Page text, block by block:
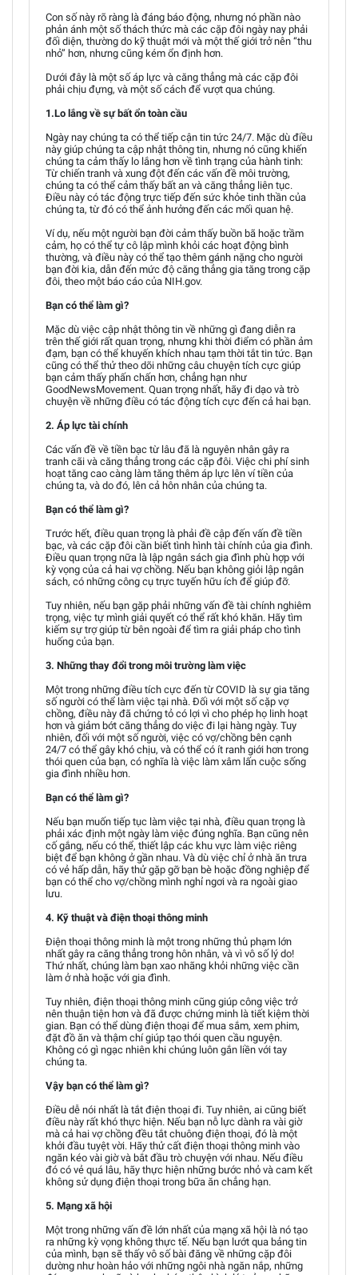
Con số này rõ ràng là đáng báo động, nhưng nó phần nào
phản ánh một số thách thức mà các cặp đôi ngày nay phải
đối diện, thường do kỹ thuật mới và một thế giới trở nên “thu
nhỏ” hơn, nhưng cũng kém ổn định hơn.
Dưới đây là một số áp lực và căng thẳng mà các cặp đôi
phải chịu đựng, và một số cách để vượt qua chúng.
1.Lo lắng về sự bất ổn toàn cầu
Ngày nay chúng ta có thể tiếp cận tin tức 24/7. Mặc dù điều
này giúp chúng ta cập nhật thông tin, nhưng nó cũng khiến
chúng ta cảm thấy lo lắng hơn về tình trạng của hành tinh:
Từ chiến tranh và xung đột đến các vấn đề môi trường,
chúng ta có thể cảm thấy bất an và căng thẳng liên tục.
Điều này có tác động trực tiếp đến sức khỏe tinh thần của
chúng ta, từ đó có thể ảnh hưởng đến các mối quan hệ.
Ví dụ, nếu một người bạn đời cảm thấy buồn bã hoặc trầm
cảm, họ có thể tự cô lập mình khỏi các hoạt động bình
thường, và điều này có thể tạo thêm gánh nặng cho người
bạn đời kia, dẫn đến mức độ căng thẳng gia tăng trong cặp
đôi, theo một báo cáo của NIH.gov.
Bạn có thể làm gì?
Mặc dù việc cập nhật thông tin về những gì đang diễn ra
trên thế giới rất quan trọng, nhưng khi thời điểm có phần ảm
đạm, bạn có thể khuyến khích nhau tạm thời tắt tin tức. Bạn
cũng có thể thử theo dõi những câu chuyện tích cực giúp
bạn cảm thấy phấn chấn hơn, chẳng hạn như
GoodNewsMovement. Quan trọng nhất, hãy đi dạo và trò
chuyện về những điều có tác động tích cực đến cả hai bạn.
2. Áp lực tài chính
Các vấn đề về tiền bạc từ lâu đã là nguyên nhân gây ra
tranh cãi và căng thẳng trong các cặp đôi. Việc chi phí sinh
hoạt tăng cao càng làm tăng thêm áp lực lên ví tiền của
chúng ta, và do đó, lên cả hôn nhân của chúng ta.
Bạn có thể làm gì?
Trước hết, điều quan trọng là phải đề cập đến vấn đề tiền
bạc, và các cặp đôi cần biết tình hình tài chính của gia đình.
Điều quan trọng nữa là lập ngân sách gia đình phù hợp với
kỳ vọng của cả hai vợ chồng. Nếu bạn không giỏi lập ngân
sách, có những công cụ trực tuyến hữu ích để giúp đỡ.
Tuy nhiên, nếu bạn gặp phải những vấn đề tài chính nghiêm
trọng, việc tự mình giải quyết có thể rất khó khăn. Hãy tìm
kiếm sự trợ giúp từ bên ngoài để tìm ra giải pháp cho tình
huống của bạn.
3. Những thay đổi trong môi trường làm việc
Một trong những điều tích cực đến từ COVID là sự gia tăng
số người có thể làm việc tại nhà. Đối với một số cặp vợ
chồng, điều này đã chứng tỏ có lợi vì cho phép họ linh hoạt
hơn và giảm bớt căng thẳng do việc đi lại hàng ngày. Tuy
nhiên, đối với một số người, việc có vợ/chồng bên cạnh
24/7 có thể gây khó chịu, và có thể có ít ranh giới hơn trong
thói quen của bạn, có nghĩa là việc làm xâm lấn cuộc sống
gia đình nhiều hơn.
Bạn có thể làm gì?
Nếu bạn muốn tiếp tục làm việc tại nhà, điều quan trọng là
phải xác định một ngày làm việc đúng nghĩa. Bạn cũng nên
cố gắng, nếu có thể, thiết lập các khu vực làm việc riêng
biệt để bạn không ở gần nhau. Và dù việc chỉ ở nhà ăn trưa
có vẻ hấp dẫn, hãy thử gặp gỡ bạn bè hoặc đồng nghiệp để
bạn có thể cho vợ/chồng mình nghỉ ngơi và ra ngoài giao
lưu.
4. Kỹ thuật và điện thoại thông minh
Điện thoại thông minh là một trong những thủ phạm lớn
nhất gây ra căng thẳng trong hôn nhân, và vì vô số lý do!
Thứ nhất, chúng làm bạn xao nhãng khỏi những việc cần
làm ở nhà hoặc với gia đình.
Tuy nhiên, điện thoại thông minh cũng giúp công việc trở
nên thuận tiện hơn và đã được chứng minh là tiết kiệm thời
gian. Bạn có thể dùng điện thoại để mua sắm, xem phim,
đặt đồ ăn và thậm chí giúp tạo thói quen cầu nguyện.
Không có gì ngạc nhiên khi chúng luôn gắn liền với tay
chúng ta.
Vậy bạn có thể làm gì?
Điều dễ nói nhất là tắt điện thoại đi. Tuy nhiên, ai cũng biết
điều này rất khó thực hiện. Nếu bạn nỗ lực dành ra vài giờ
mà cả hai vợ chồng đều tắt chuông điện thoại, đó là một
khởi đầu tuyệt vời. Hãy thử cất điện thoại thông minh vào
ngăn kéo vài giờ và bắt đầu trò chuyện với nhau. Nếu điều
đó có vẻ quá lâu, hãy thực hiện những bước nhỏ và cam kết
không sử dụng điện thoại trong bữa ăn chẳng hạn.
5. Mạng xã hội
Một trong những vấn đề lớn nhất của mạng xã hội là nó tạo
ra những kỳ vọng không thực tế. Nếu bạn lướt qua bảng tin
của mình, bạn sẽ thấy vô số bài đăng về những cặp đôi
dường như hoàn hảo với những ngôi nhà ngăn nắp, những